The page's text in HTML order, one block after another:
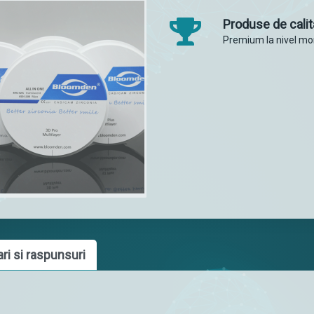
Produse de
Premium la nivel
si raspunsuri